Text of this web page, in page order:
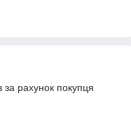
рахунок покупця